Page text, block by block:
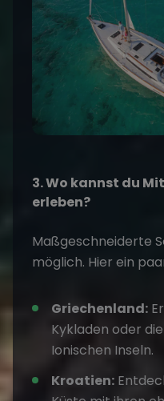
3. Wo kannst du
erleben?
Maßgeschneiderte
möglich. Hier ein
Griechenland:
Kykladen oder
Ionischen Inseln.
Kroatien: